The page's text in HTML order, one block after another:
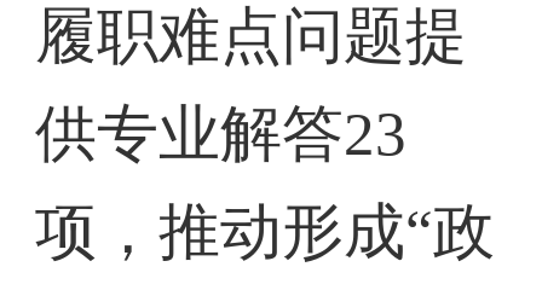
履职难点问题提
供专业解答23
项，推动形成“政